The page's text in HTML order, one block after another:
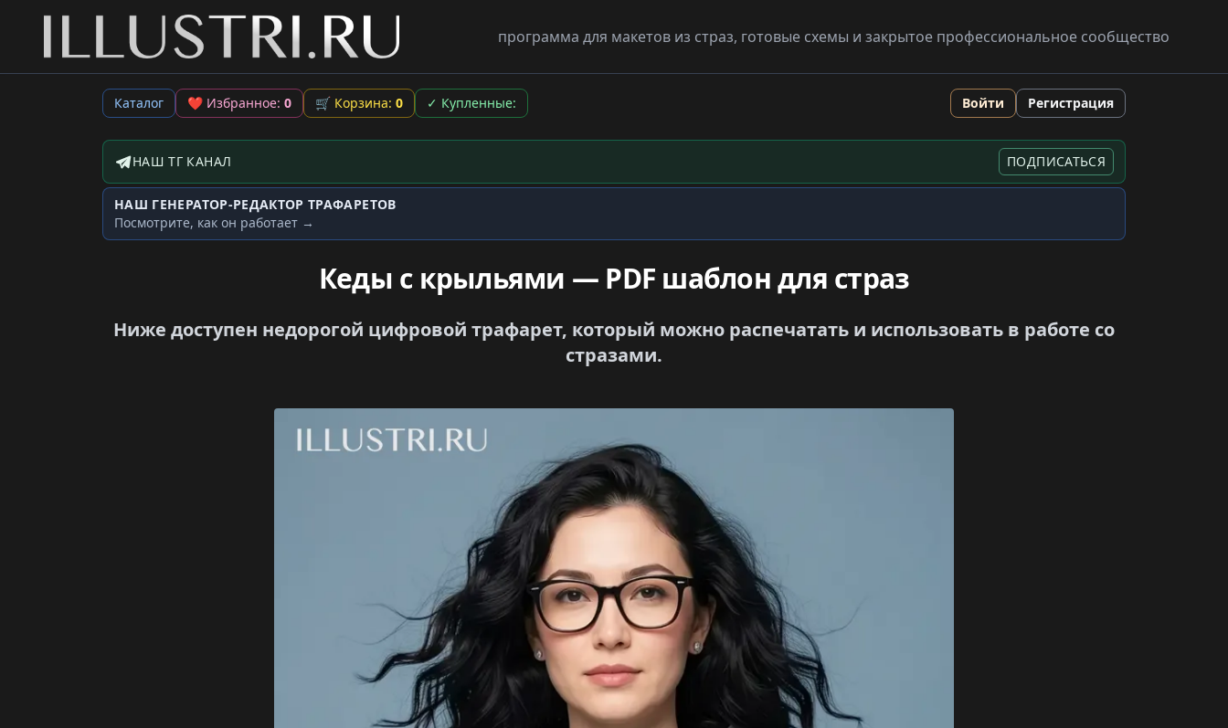
программа для макетов из страз, готовые схемы и закрытое профессиональное сообщество
Каталог ❤ Избранное: 0 🛒 Корзина: 0 ✓ Купленные: Войти Регистрация
Telegram-канал
НАШ ТГ КАНАЛ ПОДПИСАТЬСЯ
Генератор трафаретов
НАШ ГЕНЕРАТОР-РЕДАКТОР ТРАФАРЕТОВ
Посмотрите, как он работает →
Кеды с крыльями — PDF шаблон для страз
Ниже доступен недорогой цифровой трафарет, который можно распечатать и использовать в работе со
стразами.